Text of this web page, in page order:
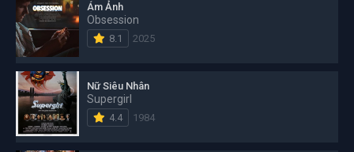
Ám Ảnh
Obsession
8.1 2025
Nữ Siêu Nhân
Supergirl
4.4 1984